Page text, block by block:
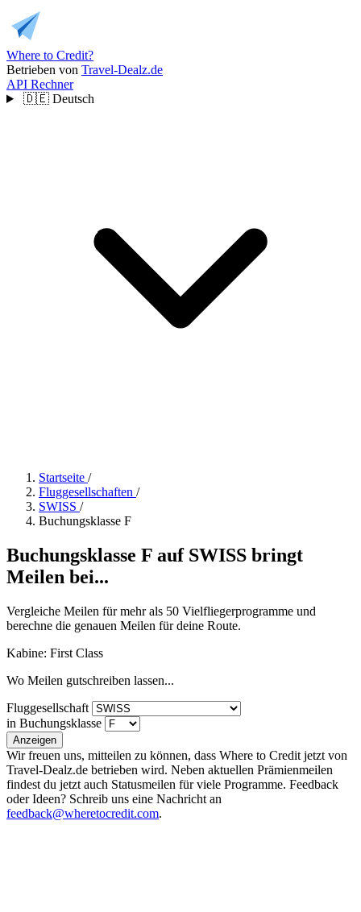
Where to Credit?
Betrieben von Travel-Dealz.de
API Rechner
🇩🇪 Deutsch
Startseite /
Fluggesellschaften /
SWISS /
Buchungsklasse F
Buchungsklasse F auf SWISS bringt
Meilen bei...
Vergleiche Meilen für mehr als 50 Vielfliegerprogramme und
berechne die genauen Meilen für deine Route.
Kabine: First Class
Wo Meilen gutschreiben lassen...
Fluggesellschaft
in Buchungsklasse
Anzeigen
Wir freuen uns, mitteilen zu können, dass Where to Credit jetzt von
Travel-Dealz.de betrieben wird. Neben aktuellen Prämienmeilen
findest du jetzt auch Statusmeilen für viele Programme. Feedback
oder Ideen? Schreib uns eine Nachricht an
feedback@wheretocredit.com.